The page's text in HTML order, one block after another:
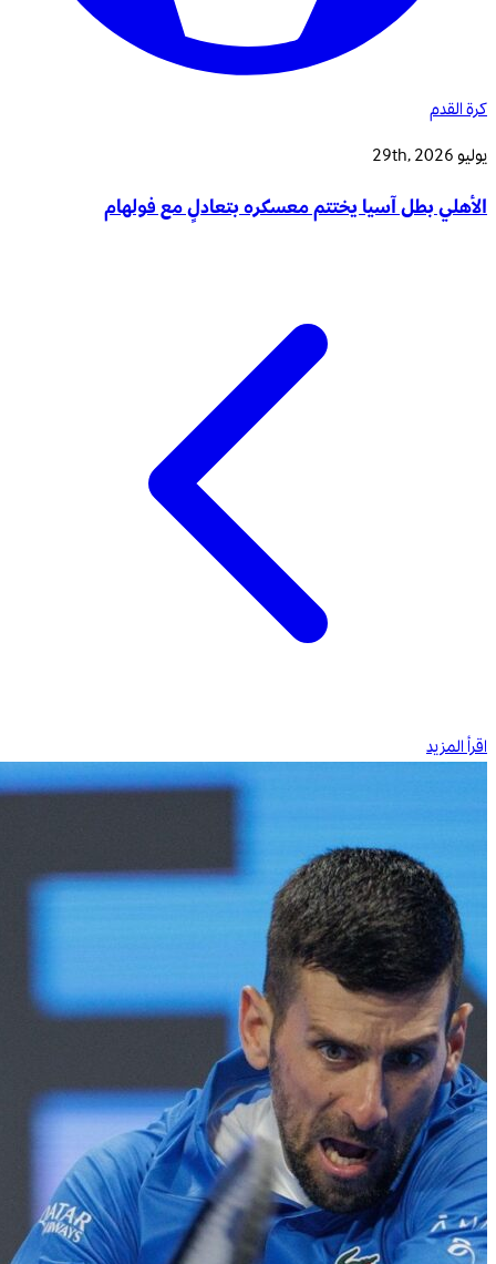
كرة القدم
يوليو 29th, 2026
الأهلي بطل آسيا يختتم معسكره بتعادلٍ مع فولهام
اقرأ المزيد